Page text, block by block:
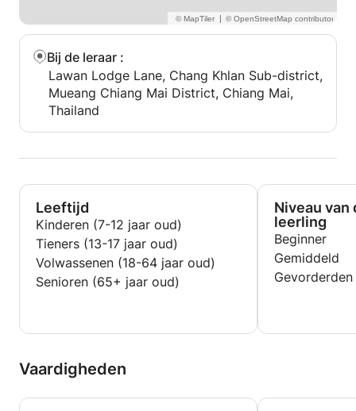
|
Bij de leraar :
Lawan Lodge Lane, Chang Khlan Sub-district,
Mueang Chiang Mai District, Chiang Mai,
Thailand
Leeftijd
Kinderen (7-12 jaar oud)
Tieners (13-17 jaar oud)
Volwassenen (18-64 jaar oud)
Senioren (65+ jaar oud)
Niveau van
leerling
Beginner
Gemiddeld
Gevorderden
Vaardigheden